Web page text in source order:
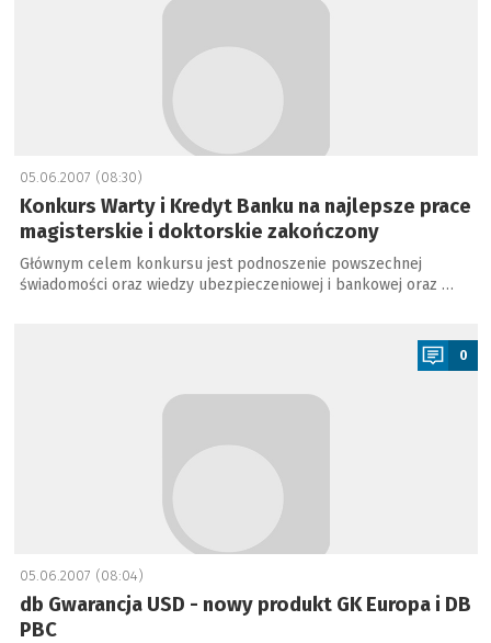
05.06.2007 (08:30)
Konkurs Warty i Kredyt Banku na najlepsze prace
magisterskie i doktorskie zakończony
Głównym celem konkursu jest podnoszenie powszechnej
świadomości oraz wiedzy ubezpieczeniowej i bankowej oraz …
0
05.06.2007 (08:04)
db Gwarancja USD - nowy produkt GK Europa i DB
PBC